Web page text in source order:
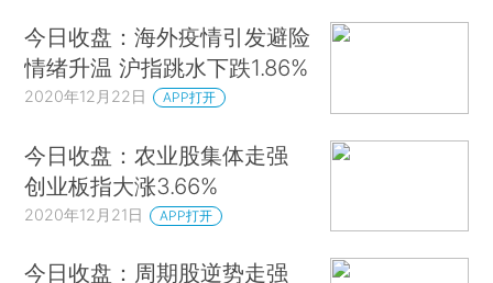
今日收盘：海外疫情引发避险
情绪升温 沪指跳水下跌1.86%
2020年12月22日 APP打开
今日收盘：农业股集体走强
创业板指大涨3.66%
2020年12月21日 APP打开
今日收盘：周期股逆势走强